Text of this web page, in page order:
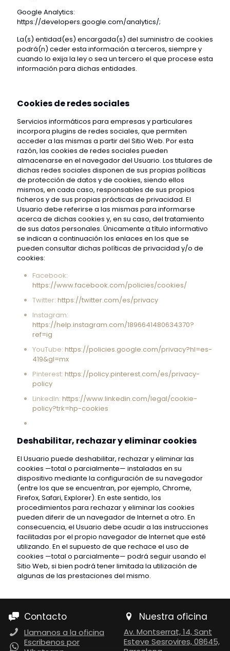
Google Analytics:
https://developers.google.com/analytics/;
La(s) entidad(es) encargada(s) del suministro de cookies
podrá(n) ceder esta información a terceros, siempre y
cuando lo exija la ley o sea un tercero el que procese esta
información para dichas entidades.
Cookies de redes sociales
Servicios informáticos para empresas y particulares
incorpora plugins de redes sociales, que permiten
acceder a las mismas a partir del Sitio Web. Por esta
razón, las cookies de redes sociales pueden
almacenarse en el navegador del Usuario. Los titulares de
dichas redes sociales disponen de sus propias políticas
de protección de datos y de cookies, siendo ellos
mismos, en cada caso, responsables de sus propios
ficheros y de sus propias prácticas de privacidad. El
Usuario debe referirse a las mismas para informarse
acerca de dichas cookies y, en su caso, del tratamiento
de sus datos personales. Únicamente a título informativo
se indican a continuación los enlaces en los que se
pueden consultar dichas políticas de privacidad y/o de
cookies:
Facebook:
https://www.facebook.com/policies/cookies/
Twitter: https://twitter.com/es/privacy
Instagram:
https://help.instagram.com/1896641480634370?
ref=ig
YouTube: https://policies.google.com/privacy?hl=es-
419&gl=mx
Pinterest: https://policy.pinterest.com/es/privacy-
policy
LinkedIn: https://www.linkedin.com/legal/cookie-
policy?trk=hp-cookies
Deshabilitar, rechazar y eliminar cookies
El Usuario puede deshabilitar, rechazar y eliminar las
cookies —total o parcialmente— instaladas en su
dispositivo mediante la configuración de su navegador
(entre los que se encuentran, por ejemplo, Chrome,
Firefox, Safari, Explorer). En este sentido, los
procedimientos para rechazar y eliminar las cookies
pueden diferir de un navegador de Internet a otro. En
consecuencia, el Usuario debe acudir a las instrucciones
facilitadas por el propio navegador de Internet que esté
utilizando. En el supuesto de que rechace el uso de
cookies —total o parcialmente— podrá seguir usando el
Sitio Web, si bien podrá tener limitada la utilización de
algunas de las prestaciones del mismo.
Contacto
Llamanos a la oficina
Escribenos por
Nuestra oficina
Av. Montserrat, 14, Sant
Esteve Sesrovires, 08645,